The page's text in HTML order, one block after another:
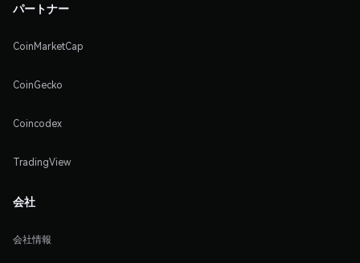
パートナー
CoinMarketCap
CoinGecko
Coincodex
TradingView
会社
会社情報